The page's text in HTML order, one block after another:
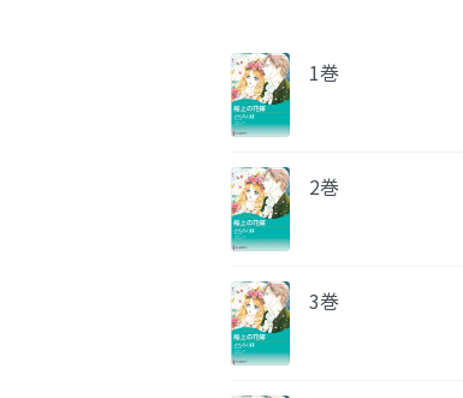
1巻
2巻
3巻